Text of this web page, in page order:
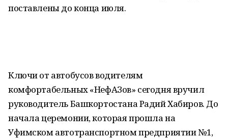
поставлены до конца июля.
Ключи от автобусов водителям
комфортабельных «НефАЗов» сегодня вручил
руководитель Башкортостана Радий Хабиров. До
начала церемонии, которая прошла на
Уфимском автотранспортном предприятии №1,